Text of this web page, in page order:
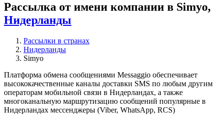
Рассылка от имени компании в Simyo,
Нидерланды
Рассылки в странах
Нидерланды
Simyo
Платформа обмена сообщениями Messaggio обеспечивает
высококачественные каналы доставки SMS по любым другим
операторам мобильной связи в Нидерландах, а также
многоканальную маршрутизацию сообщений популярные в
Нидерландах мессенджеры (Viber, WhatsApp, RCS)